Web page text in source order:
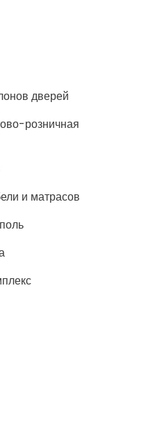
дверей
розничная
и матрасов